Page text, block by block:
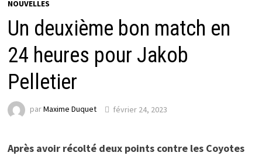
NOUVELLES
Un deuxième bon match en
24 heures pour Jakob
Pelletier
parMaxime Duquet février 24, 2023
Après avoir récolté deux points contre les Coyotes